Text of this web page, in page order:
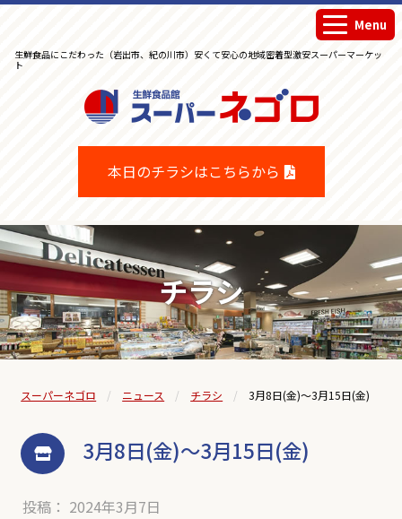
生鮮食品にこだわった（岩出市、紀の川市）安くて安心の地域密着型激安スーパーマーケッ
ト
本日のチラシはこちらから
Menu
チラシ
スーパーネゴロ ニュース チラシ 3月8日(金)～3月15日(金)
3月8日(金)～3月15日(金)
投稿： 2024年3月7日